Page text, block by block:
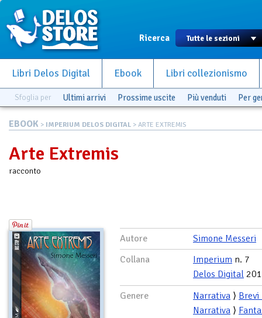
Ricerca
Libri Delos Digital Ebook Libri collezionismo
Sfoglia per Ultimi arrivi Prossime uscite Più venduti Per
EBOOK > IMPERIUM DELOS DIGITAL > ARTE EXTREMIS
Arte Extremis
racconto
Autore
Simone Messeri
Collana
Imperium n. 7
Delos Digital
Genere
Narrativa ⟩ Brevi
Narrativa ⟩